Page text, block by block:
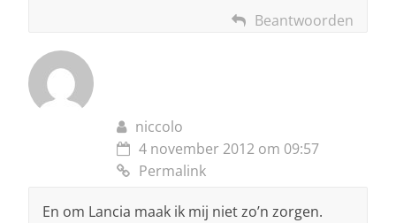
Beantwoorden
niccolo
4 november 2012 om 09:57
Permalink
En om Lancia maak ik mij niet zo’n zorgen.